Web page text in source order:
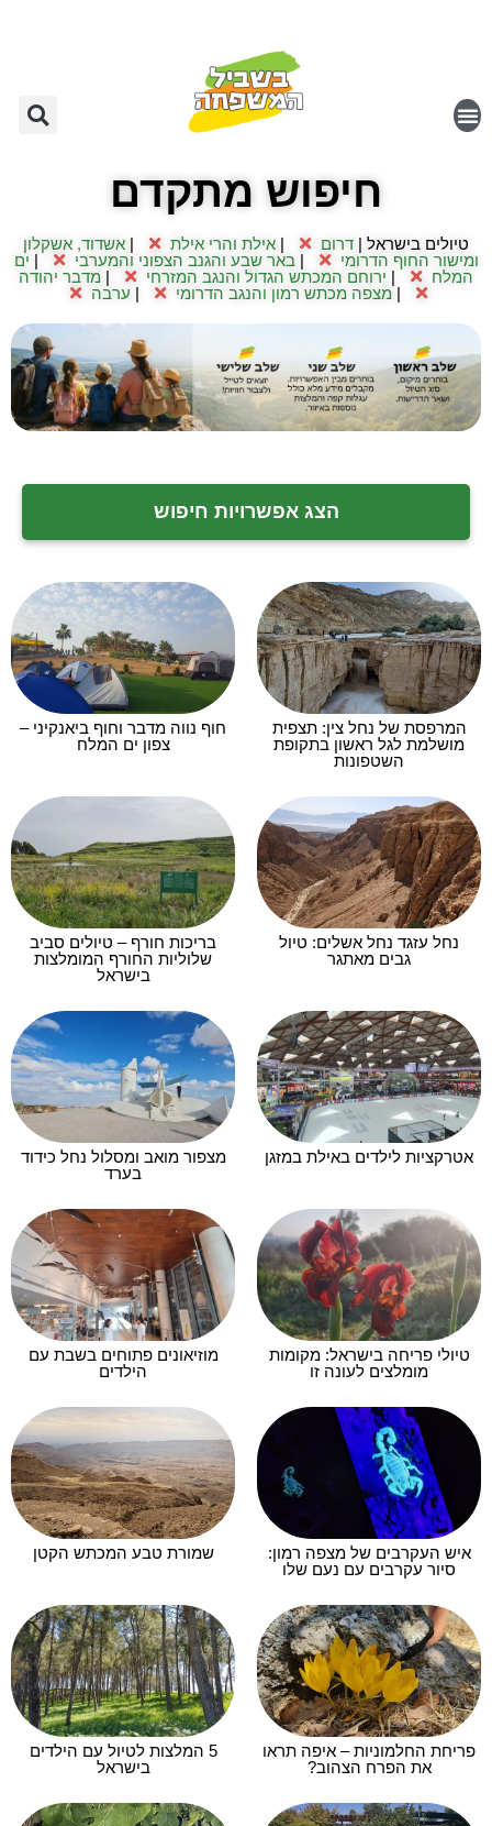
חיפוש מתקדם
טיולים בישראל | דרום אילת והרי אילת
אשדוד, אשקלון
ומישור החוף הדרומי
|באר שבע והגנב הצפוני והמערבי
ים
המלח
ירוחם המכתש הגדול והנגב המזרחי
מדבר יהודה
מצפה מכתש רמון והנגב הדרומי ערבה
הצג אפשרויות חיפוש
המרפסת של נחל צין: תצפית
מושלמת לגל ראשון בתקופת
השטפונות
חוף נווה מדבר וחוף ביאנקיני –
צפון ים המלח
נחל עזגד נחל אשלים: טיול
גבים מאתגר
בריכות חורף – טיולים סביב
שלוליות החורף המומלצות
בישראל
אטרקציות לילדים באילת במזגן
מצפור מואב ומסלול נחל כידוד
בערד
טיולי פריחה בישראל: מקומות
מומלצים לעונה זו
מוזיאונים פתוחים בשבת עם
הילדים
איש העקרבים של מצפה רמון:
סיור עקרבים עם נעם שלו
שמורת טבע המכתש הקטן
פריחת החלמוניות – איפה תראו
את הפרח הצהוב?
5 המלצות לטיול עם הילדים
בישראל